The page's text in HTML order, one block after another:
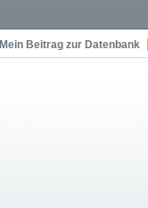
Mein Beitrag zur Datenbank